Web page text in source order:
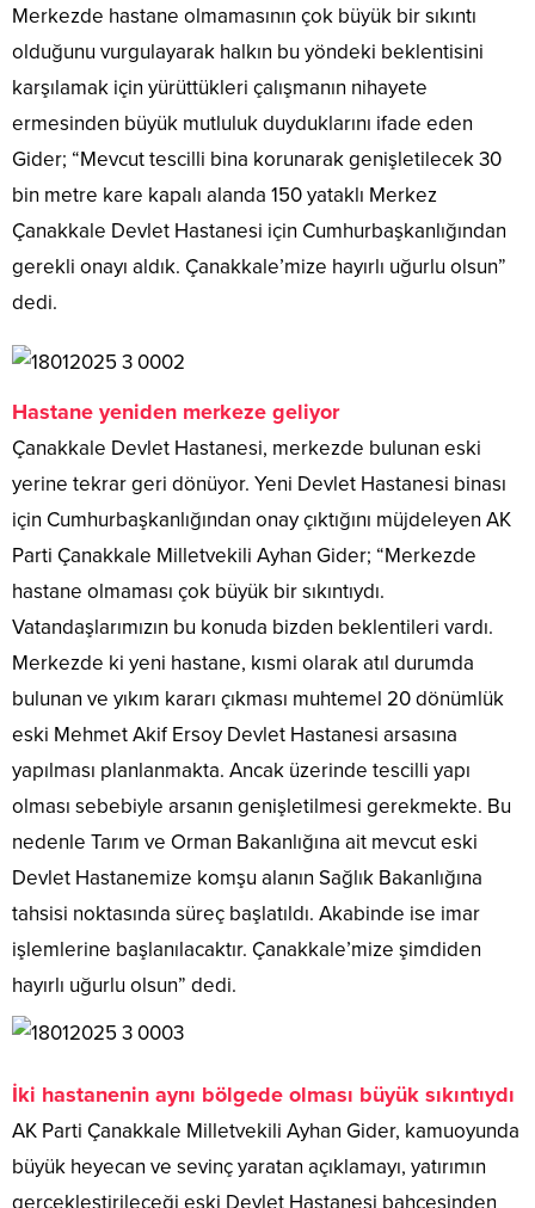
Merkezde hastane olmamasının çok büyük bir sıkıntı
olduğunu vurgulayarak halkın bu yöndeki beklentisini
karşılamak için yürüttükleri çalışmanın nihayete
ermesinden büyük mutluluk duyduklarını ifade eden
Gider; “Mevcut tescilli bina korunarak genişletilecek 30
bin metre kare kapalı alanda 150 yataklı Merkez
Çanakkale Devlet Hastanesi için Cumhurbaşkanlığından
gerekli onayı aldık. Çanakkale’mize hayırlı uğurlu olsun”
dedi.
Hastane yeniden merkeze geliyor
Çanakkale Devlet Hastanesi, merkezde bulunan eski
yerine tekrar geri dönüyor. Yeni Devlet Hastanesi binası
için Cumhurbaşkanlığından onay çıktığını müjdeleyen AK
Parti Çanakkale Milletvekili Ayhan Gider; “Merkezde
hastane olmaması çok büyük bir sıkıntıydı.
Vatandaşlarımızın bu konuda bizden beklentileri vardı.
Merkezde ki yeni hastane, kısmi olarak atıl durumda
bulunan ve yıkım kararı çıkması muhtemel 20 dönümlük
eski Mehmet Akif Ersoy Devlet Hastanesi arsasına
yapılması planlanmakta. Ancak üzerinde tescilli yapı
olması sebebiyle arsanın genişletilmesi gerekmekte. Bu
nedenle Tarım ve Orman Bakanlığına ait mevcut eski
Devlet Hastanemize komşu alanın Sağlık Bakanlığına
tahsisi noktasında süreç başlatıldı. Akabinde ise imar
işlemlerine başlanılacaktır. Çanakkale’mize şimdiden
hayırlı uğurlu olsun” dedi.
İki hastanenin aynı bölgede olması büyük sıkıntıydı
AK Parti Çanakkale Milletvekili Ayhan Gider, kamuoyunda
büyük heyecan ve sevinç yaratan açıklamayı, yatırımın
gerçekleştirileceği eski Devlet Hastanesi bahçesinden